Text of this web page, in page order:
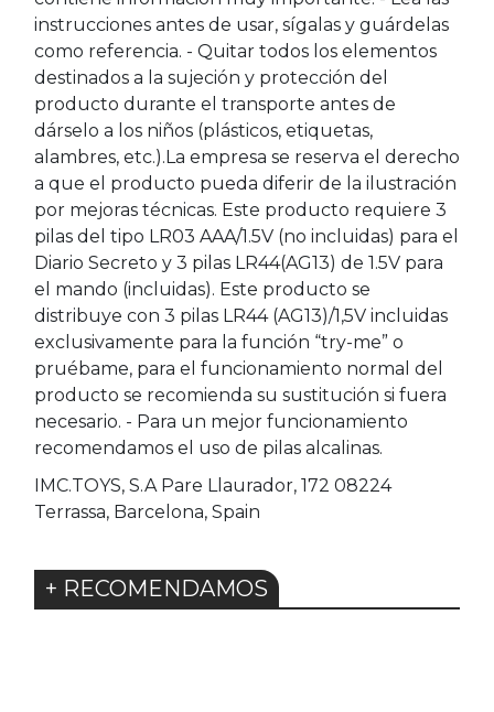
instrucciones antes de usar, sígalas y guárdelas
como referencia. - Quitar todos los elementos
destinados a la sujeción y protección del
producto durante el transporte antes de
dárselo a los niños (plásticos, etiquetas,
alambres, etc.).La empresa se reserva el derecho
a que el producto pueda diferir de la ilustración
por mejoras técnicas. Este producto requiere 3
pilas del tipo LR03 AAA/1.5V (no incluidas) para el
Diario Secreto y 3 pilas LR44(AG13) de 1.5V para
el mando (incluidas). Este producto se
distribuye con 3 pilas LR44 (AG13)/1,5V incluidas
exclusivamente para la función “try-me” o
pruébame, para el funcionamiento normal del
producto se recomienda su sustitución si fuera
necesario. - Para un mejor funcionamiento
recomendamos el uso de pilas alcalinas.
IMC.TOYS, S.A Pare Llaurador, 172 08224
Terrassa, Barcelona, Spain
+ RECOMENDAMOS